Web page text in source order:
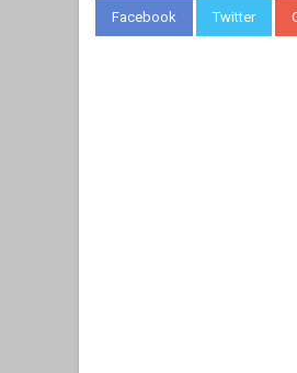
Facebook Twitter